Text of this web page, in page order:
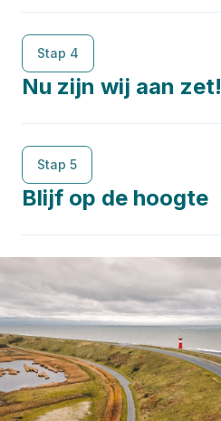
Stap 4
Nu zijn wij aan zet!
Stap 5
Blijf op de hoogte